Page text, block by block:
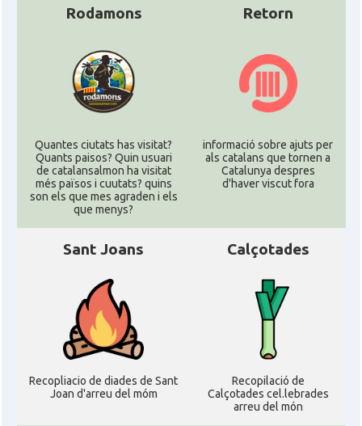
Rodamons
Quantes ciutats has visitat?
Quants paisos? Quin usuari
de catalansalmon ha visitat
més països i cuutats? quins
son els que mes agraden i els
que menys?
Retorn
informació sobre ajuts per
als catalans que tornen a
Catalunya despres
d'haver viscut fora
Sant Joans
Recopliacio de diades de Sant
Joan d'arreu del móm
Calçotades
Recopilació de
Calçotades cel.lebrades
arreu del món